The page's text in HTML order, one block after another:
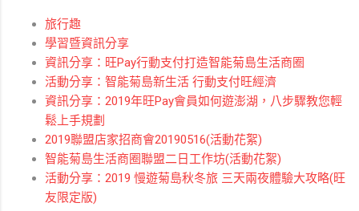
旅行趣
學習暨資訊分享
資訊分享：旺Pay行動支付打造智能菊島生活商圈
活動分享：智能菊島新生活 行動支付旺經濟
資訊分享：2019年旺Pay會員如何遊澎湖，八步驟教您輕
鬆上手規劃
2019聯盟店家招商會20190516(活動花絮)
智能菊島生活商圈聯盟二日工作坊(活動花絮)
活動分享：2019 慢遊菊島秋冬旅 三天兩夜體驗大攻略(旺
友限定版)